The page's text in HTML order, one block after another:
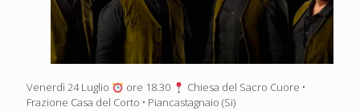
Venerdì 24 Luglio ore 18.30
Chiesa del Sacro Cuore •
Frazione Casa del Corto • Piancastagnaio (Si)